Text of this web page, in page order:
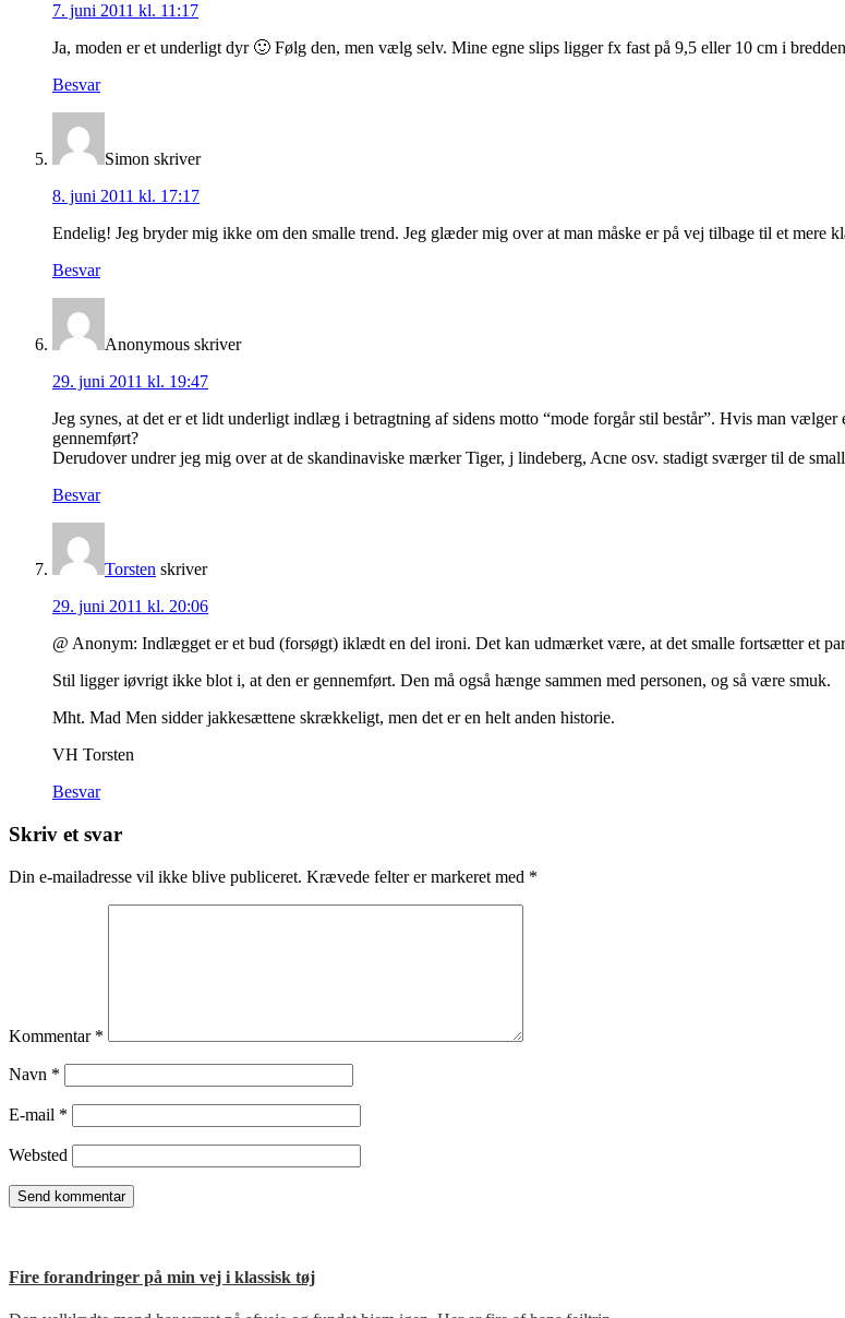
7. juni 2011 kl. 11:17
Ja, moden er et underligt dyr 🙂 Følg den, men vælg selv. Mine egne slips ligger fx fast på 9,5 eller 10 cm i
Besvar
Simon skriver
8. juni 2011 kl. 17:17
Endelig! Jeg bryder mig ikke om den smalle trend. Jeg glæder mig over at man måske er på vej tilbage til et mere
Besvar
Anonymous skriver
29. juni 2011 kl. 19:47
Jeg synes, at det er et lidt underligt indlæg i betragtning af sidens motto “mode forgår stil består”. Hvis man
gennemført?
Derudover undrer jeg mig over at de skandinaviske mærker Tiger, j lindeberg, Acne osv. stadigt sværger til de
Besvar
Torsten skriver
29. juni 2011 kl. 20:06
@ Anonym: Indlægget er et bud (forsøgt) iklædt en del ironi. Det kan udmærket være, at det smalle fortsætter et par
Stil ligger iøvrigt ikke blot i, at den er gennemført. Den må også hænge sammen med personen, og så være smuk.
Mht. Mad Men sidder jakkesættene skrækkeligt, men det er en helt anden historie.
VH Torsten
Besvar
Skriv et svar
Din e-mailadresse vil ikke blive publiceret. Krævede felter er markeret med *
Kommentar *
Navn *
E-mail *
Websted
Fire forandringer på min vej i klassisk tøj